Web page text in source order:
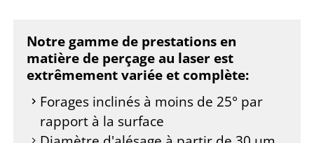
Notre gamme de prestations en
matière de perçage au laser est
extrêmement variée et complète:
Forages inclinés à moins de 25° par
rapport à la surface